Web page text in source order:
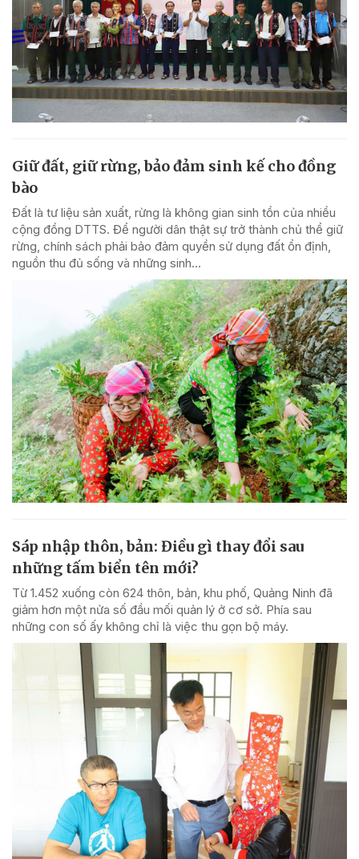
Giữ đất, giữ rừng, bảo đảm sinh kế cho đồng
bào
Đất là tư liệu sản xuất, rừng là không gian sinh tồn của nhiều
cộng đồng DTTS. Để người dân thật sự trở thành chủ thể giữ
rừng, chính sách phải bảo đảm quyền sử dụng đất ổn định,
nguồn thu đủ sống và những sinh...
Sáp nhập thôn, bản: Điều gì thay đổi sau
những tấm biển tên mới?
Từ 1.452 xuống còn 624 thôn, bản, khu phố, Quảng Ninh đã
giảm hơn một nửa số đầu mối quản lý ở cơ sở. Phía sau
những con số ấy không chỉ là việc thu gọn bộ máy.